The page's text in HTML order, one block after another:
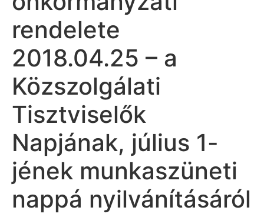
rendelete
2018.04.25 – a
Közszolgálati
Tisztviselők
Napjának, július 1-
jének munkaszüneti
nappá nyilvánításáról